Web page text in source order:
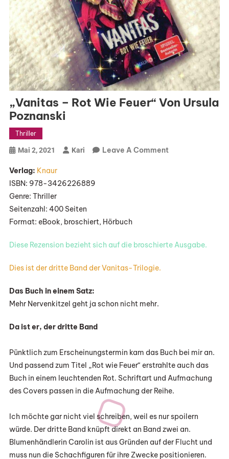
„Vanitas – Rot Wie Feuer“ Von Ursula
Poznanski
Thriller
Mai 2, 2021 Kari Leave A CommentOn
Poznanski
Verlag: Knaur
ISBN: 978-3426226889
Genre: Thriller
Seitenzahl: 400 Seiten
Format: eBook, broschiert, Hörbuch
Diese Rezension bezieht sich auf die broschierte Ausgabe.
Dies ist der dritte Band der Vanitas-Trilogie.
Das Buch in einem Satz:
Mehr Nervenkitzel geht ja schon nicht mehr.
Da ist er, der dritte Band
Pünktlich zum Erscheinungstermin kam das Buch bei mir an.
Und passend zum Titel „Rot wie Feuer“ erstrahlte auch das
Buch in einem leuchtenden Rot. Schriftart und Aufmachung
des Covers passen in die Aufmachung der Reihe.
Ich möchte gar nicht viel schreiben, weil es nur spoilern
würde. Der dritte Band knüpft direkt an Band zwei an.
Blumenhändlerin Carolin ist aus Gründen auf der Flucht und
muss nun die Schachfiguren für ihre Zwecke positionieren.